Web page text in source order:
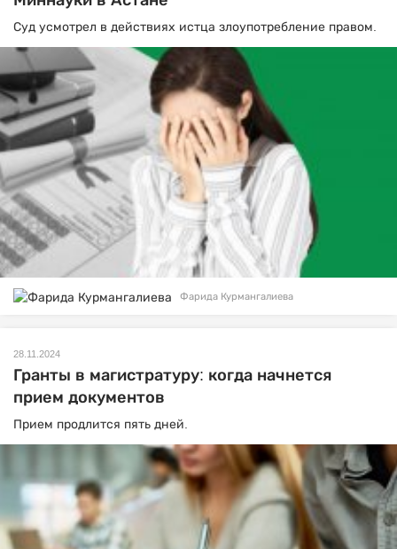
Суд усмотрел в действиях истца злоупотребление правом.
Фарида Курмангалиева
28.11.2024
Гранты в магистратуру: когда начнется
прием документов
Прием продлится пять дней.